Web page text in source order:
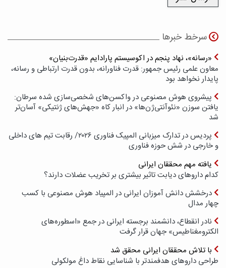
سرخط خبرها
«رسانه»، نهاد پنجم در اکوسیستم پارادایم «قدرت‌بنیان»
معاون علمی رئیس جمهور: قدرت فناورانه، بدون قدرت ارتباطی و رسانه،
پایدار نخواهد بود
پیشروی هوش مصنوعی در واکسن‌های شخصی‌سازی شده سرطان:
یافتن سوزن «نئوآنتی‌ژن‌ها» در انبار کاه «جهش‌های ژنتیکی» آسان‌تر
شد
پردیس در تدارک میزبانی المپیک فناوری ۲۰۲۶/ رقابت تیم های داخلی
و خارجی در شش حوزه فناوری
یافته مهم محققان ایرانی
کدام داروهای دیابت تاثیر بیشتری بر تخریب عضلات دارند؟
درخشش دانش آموزان ایرانی در المپیاد هوش مصنوعی با کسب
چهار مدال
نادر انقطاع، دانشمند برجسته ایرانی در جمع «اسطوره‌های
الکترومغناطیس» جهان قرار گرفت
با تلاش محققان ایرانی محقق شد
طراحی داروهای هدفمندتر با شناسایی نقاط داغ مولکولی